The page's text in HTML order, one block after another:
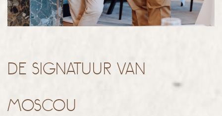
De signatuur van
Moscou